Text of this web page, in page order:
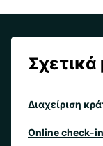
Διαχείριση
Online check-in